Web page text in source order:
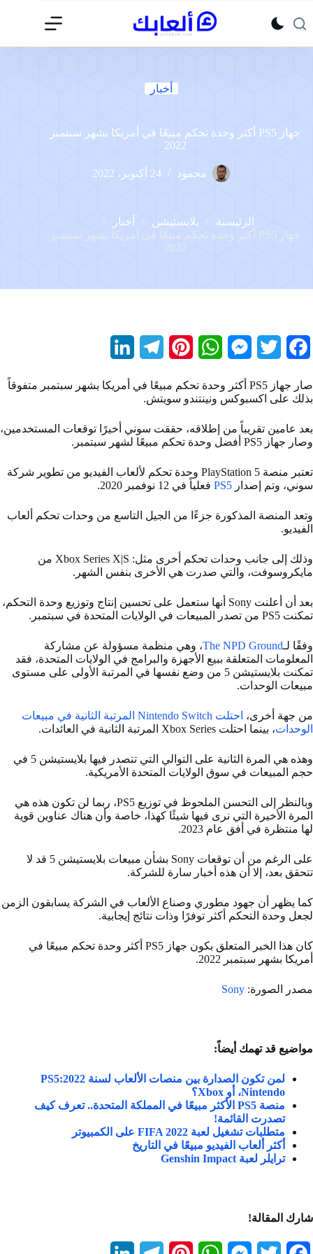
إلى
المحتوى
أخبار
جهاز PS5 أكثر وحدة تحكم مبيعًا في أمريكا بشهر سبتمبر
2022
محمود 24 أكتوبر، 2022
الرئيسية بلايستيشن
أخبار
جهاز PS5 أكثر وحدة تحكم مبيعًا في أمريكا بشهر سبتمبر
2022
c
b
o
k
t
e
r
M
s
e
n
g
e
W
a
s
p
p
n
e
e
s
l
g
r
a
m
d
I
n
صار جهاز PS5 أكثر وحدة تحكم مبيعًا في أمريكا بشهر سبتمبر متفوقاً
بذلك على اكسبوكس ونينتندو سويتش.
بعد عامين تقريباً من إطلاقه، حققت سوني أخيرًا توقعات المستخدمين،
وصار جهاز PS5 أفضل وحدة تحكم مبيعًا لشهر سبتمبر.
تعتبر منصة PlayStation 5 وحدة تحكم لألعاب الفيديو من تطوير شركة
سوني، وتم إصدار PS5 فعلياً في 12 نوفمبر 2020.
وتعد المنصة المذكورة جزءًا من الجيل التاسع من وحدات تحكم ألعاب
الفيديو.
وذلك إلى جانب وحدات تحكم أخرى مثل: Xbox Series X|S من
مايكروسوفت، والتي صدرت هي الأخرى بنفس الشهر.
بعد أن أعلنت Sony أنها ستعمل على تحسين إنتاج وتوزيع وحدة التحكم،
تمكنت PS5 من تصدر المبيعات في الولايات المتحدة في سبتمبر.
وفقًا لـThe NPD Ground، وهي منظمة مسؤولة عن مشاركة
المعلومات المتعلقة ببيع الأجهزة والبرامج في الولايات المتحدة، فقد
تمكنت بلايستيشن 5 من وضع نفسها في المرتبة الأولى على مستوى
مبيعات الوحدات.
من جهة أخرى،
احتلت Nintendo Switch المرتبة الثانية في مبيعات
الوحدات، بينما احتلت Xbox Series المرتبة الثانية في العائدات.
وهذه هي المرة الثانية على التوالي التي تتصدر فيها بلايستيشن 5 في
حجم المبيعات في سوق الولايات المتحدة الأمريكية.
وبالنظر إلى التحسن الملحوظ في توزيع PS5، ربما لن تكون هذه هي
المرة الأخيرة التي نرى فيها شيئًا كهذا، خاصة وأن هناك عناوين قوية
لها منتظرة في أفق عام 2023.
على الرغم من أن توقعات Sony بشأن مبيعات بلايستيشن 5 قد لا
تتحقق بعد، إلا أن هذه أخبار سارة للشركة.
كما يظهر أن جهود مطوري وصناع الألعاب في الشركة يسابقون الزمن
لجعل وحدة التحكم أكثر توفرًا وذات نتائج إيجابية.
كان هذا الخبر المتعلق بكون جهاز PS5 أكثر وحدة تحكم مبيعًا في
أمريكا بشهر سبتمبر 2022.
مصدر الصورة: Sony
مواضيع قد تهمك أيضاً:
لمن تكون الصدارة بين منصات الألعاب لسنة 2022:PS5
،Nintendo أو Xbox؟
منصة PS5 الأكثر مبيعًا في المملكة المتحدة.. تعرف كيف
تصدرت القائمة!
متطلبات تشغيل لعبة FIFA 2022 على الكمبيوتر
أكثر ألعاب الفيديو مبيعًا في التاريخ
ترايلر لعبة Genshin Impact
شارك المقالة!